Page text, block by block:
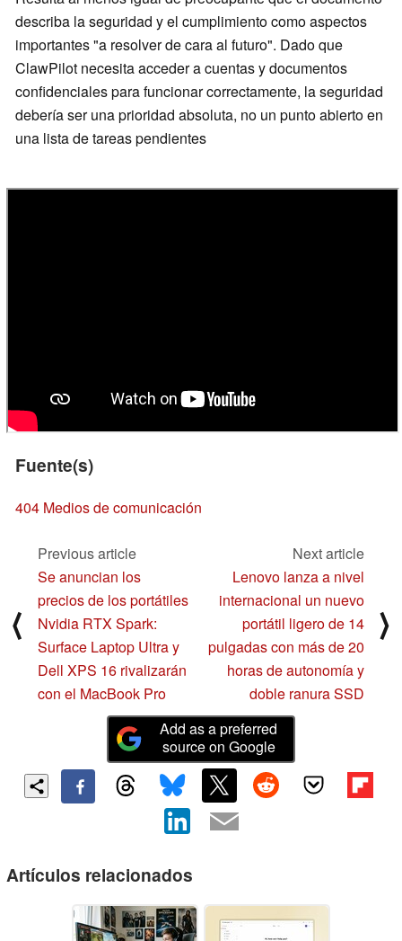
describa la seguridad y el cumplimiento como aspectos
importantes "a resolver de cara al futuro". Dado que
ClawPilot necesita acceder a cuentas y documentos
confidenciales para funcionar correctamente, la seguridad
debería ser una prioridad absoluta, no un punto abierto en
una lista de tareas pendientes
Fuente(s)
404 Medios de comunicación
⟨
Previous article
Se anuncian los
precios de los portátiles
Nvidia RTX Spark:
Surface Laptop Ultra y
Dell XPS 16 rivalizarán
con el MacBook Pro
Next article
Lenovo lanza a nivel
internacional un nuevo
portátil ligero de 14
pulgadas con más de 20
horas de autonomía y
doble ranura SSD
⟩
Add as a preferred
source on Google
Artículos relacionados